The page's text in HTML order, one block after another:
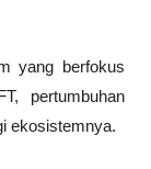
yang berfokus
pertumbuhan
ekosistemnya.